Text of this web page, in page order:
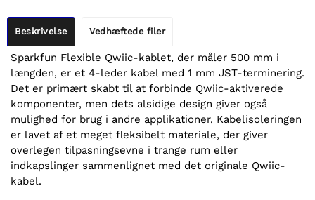
Beskrivelse Vedhæftede filer
Sparkfun Flexible Qwiic-kablet, der måler 500 mm i
længden, er et 4-leder kabel med 1 mm JST-terminering.
Det er primært skabt til at forbinde Qwiic-aktiverede
komponenter, men dets alsidige design giver også
mulighed for brug i andre applikationer. Kabelisoleringen
er lavet af et meget fleksibelt materiale, der giver
overlegen tilpasningsevne i trange rum eller
indkapslinger sammenlignet med det originale Qwiic-
kabel.